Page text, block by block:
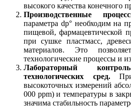
высокого качества конечного
Производственные
параметра dp° необходим на
пищевой, фармацевтической
при сушке пластмасс,
материалов. Это
технологические процессы и
Лабораторный
технологических сред.
высокоточных измерений
000 ppm) и температуры в
значима стабильность